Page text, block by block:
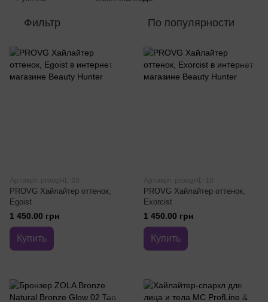
Фильтр По популярности
Артикул: provgHL-20
PROVG Хайлайтер оттенок,
Egoist
1 450.00 грн
Купить
Артикул: provgHL-10
PROVG Хайлайтер оттенок,
Exorcist
1 450.00 грн
Купить